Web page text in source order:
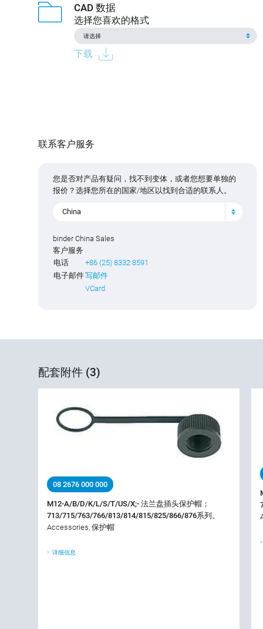
CAD 数据
选择您喜欢的格式
下载
联系客户服务
您是否对产品有疑问，找不到变体，或者您想要单独的
报价？选择您所在的国家/地区以找到合适的联系人。
China
binder China Sales
客户服务
电话
+86 (25) 8332 8591
电子邮件写邮件
VCard
配套附件 (3)
08 2676 000 000
M12-A/B/D/K/L/S/T/US/X;- 法兰盘插头保护帽；
713/715/763/766/813/814/815/825/866/876系列。
Accessories, 保护帽
详细信息